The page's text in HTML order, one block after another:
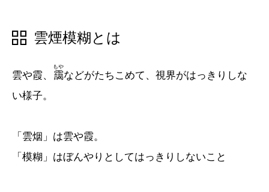
雲煙模糊とは
雲や霞、 靄
もや
などがたちこめて、視界がはっきりしな
い様子。
「雲烟」は雲や霞。
「模糊」はぼんやりとしてはっきりしないこと